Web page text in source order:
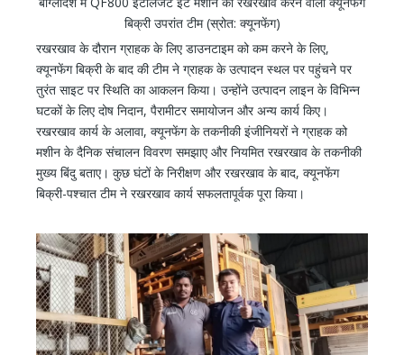
बिक्री उपरांत टीम (स्रोत: क्यूनफेंग)
रखरखाव के दौरान ग्राहक के लिए डाउनटाइम को कम करने के लिए,
क्यूनफेंग बिक्री के बाद की टीम ने ग्राहक के उत्पादन स्थल पर पहुंचने पर
तुरंत साइट पर स्थिति का आकलन किया। उन्होंने उत्पादन लाइन के विभिन्न
घटकों के लिए दोष निदान, पैरामीटर समायोजन और अन्य कार्य किए।
रखरखाव कार्य के अलावा, क्यूनफेंग के तकनीकी इंजीनियरों ने ग्राहक को
मशीन के दैनिक संचालन विवरण समझाए और नियमित रखरखाव के तकनीकी
मुख्य बिंदु बताए। कुछ घंटों के निरीक्षण और रखरखाव के बाद, क्यूनफेंग
बिक्री-पश्चात टीम ने रखरखाव कार्य सफलतापूर्वक पूरा किया।